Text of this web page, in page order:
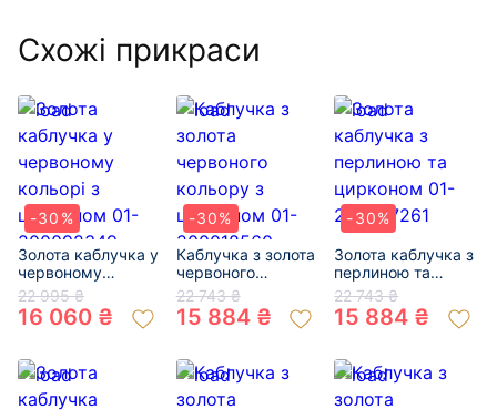
Схожі прикраси
-30%
Золота каблучка у
червоному
кольорі з
цирконом 01-
200092349
22 995 ₴
16 060 ₴
-30%
Каблучка з золота
червоного
кольору з
цирконом 01-
200018560
22 743 ₴
15 884 ₴
-30%
Золота каблучка з
перлиною та
цирконом 01-
200327261
22 743 ₴
15 884 ₴